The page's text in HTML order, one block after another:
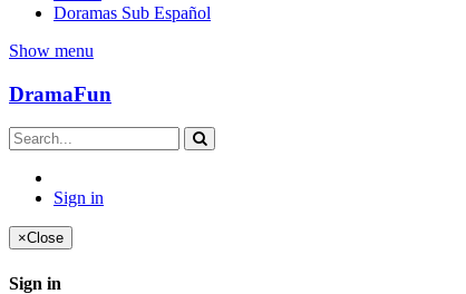
Doramas Sub Español
Show menu
DramaFun
Sign in
×Close
Sign in